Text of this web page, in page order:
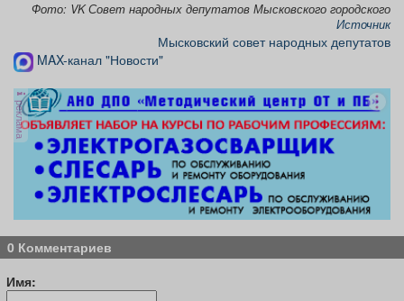
Фото: VK Совет народных депутатов Мысковского городского
Источник
Мысковский совет народных депутатов
MAX-канал "Новости"
реклама
0 Комментариев
Имя: